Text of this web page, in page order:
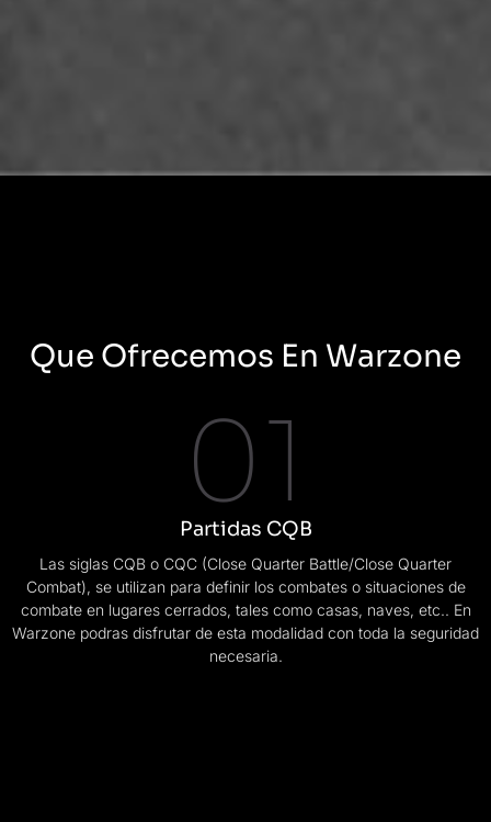
Que Ofrecemos En Warzone
01
Partidas CQB
Las siglas CQB o CQC (Close Quarter Battle/Close Quarter
Combat), se utilizan para definir los combates o situaciones de
combate en lugares cerrados, tales como casas, naves, etc.. En
Warzone podras disfrutar de esta modalidad con toda la seguridad
necesaria.